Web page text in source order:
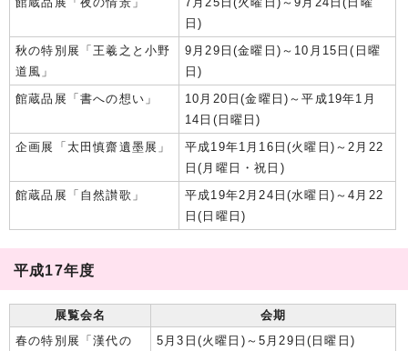
日)
秋の特別展「王羲之と小野
道風」
9月29日(金曜日)～10月15日(日曜
日)
館蔵品展「書への想い」
10月20日(金曜日)～平成19年1月
14日(日曜日)
企画展「太田慎齋遺墨展」
平成19年1月16日(火曜日)～2月22
日(月曜日・祝日)
館蔵品展「自然讃歌」
平成19年2月24日(水曜日)～4月22
日(日曜日)
平成17年度
展覧会名
会期
春の特別展「漢代の
5月3日(火曜日)～5月29日(日曜日)